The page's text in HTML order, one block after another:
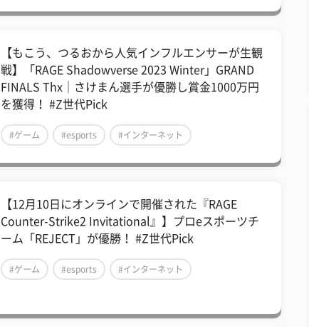
【もこう、つるおから人気インフルエンサーが生観
戦】「RAGE Shadowverse 2023 Winter」GRAND
FINALS Thx｜さけまん選手が優勝し賞金1000万円
を獲得！ #Z世代Pick
#ゲーム #esports #インターネット
【12月10日にオンラインで開催された『RAGE
Counter-Strike2 Invitational』】プロeスポーツチ
ーム「REJECT」が優勝！ #Z世代Pick
#ゲーム #esports #インターネット